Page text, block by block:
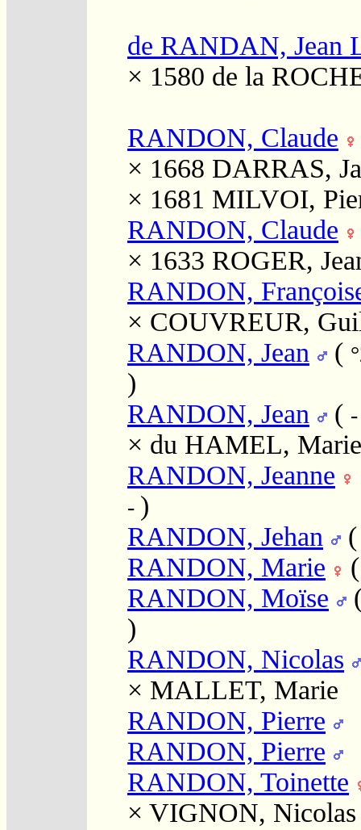
de RANDAN, Jean
× 1580 de la
RANDON, Claude
× 1668 DARRAS,
× 1681 MILVOI,
RANDON, Claude
× 1633 ROGER,
RANDON,
× COUVREUR,
RANDON, Jean
(
)
RANDON, Jean
(
× du HAMEL, Marie
RANDON, Jeanne
- )
RANDON, Jehan
RANDON, Marie
RANDON, Moïse
)
RANDON, Nicolas
× MALLET, Marie
RANDON, Pierre
RANDON, Pierre
RANDON, Toinette
× VIGNON, Nicolas